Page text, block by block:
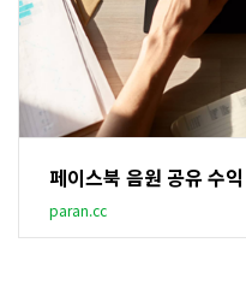
페이스북 음원 공유 수
paran.cc